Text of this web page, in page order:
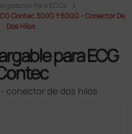
Para ECGs
Contec 300G Y 600G - Conector De
Dos Hilos
para ECG
conector de dos hilos